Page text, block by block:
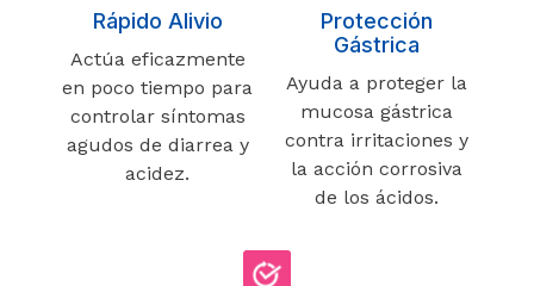
Rápido Alivio
Actúa eficazmente
en poco tiempo para
controlar síntomas
agudos de diarrea y
acidez.
Protección
Gástrica
Ayuda a proteger la
mucosa gástrica
contra irritaciones y
la acción corrosiva
de los ácidos.